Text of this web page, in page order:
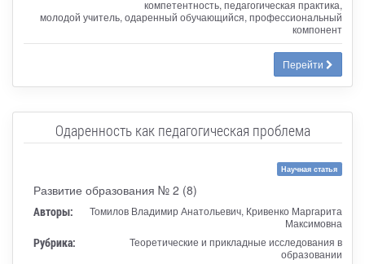
компетентность, педагогическая практика,
молодой учитель, одаренный обучающийся, профессиональный
компонент
Перейти
Одаренность как педагогическая проблема
Научная статья
Развитие образования № 2 (8)
Авторы:
Томилов Владимир Анатольевич, Кривенко Маргарита
Максимовна
Рубрика:
Теоретические и прикладные исследования в
образовании